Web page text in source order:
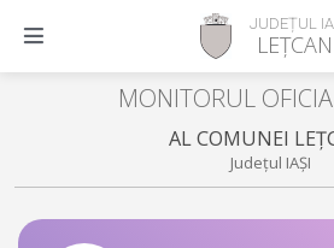
JUDEȚUL
MONITORUL
AL COMUNEI
Județul IAȘI